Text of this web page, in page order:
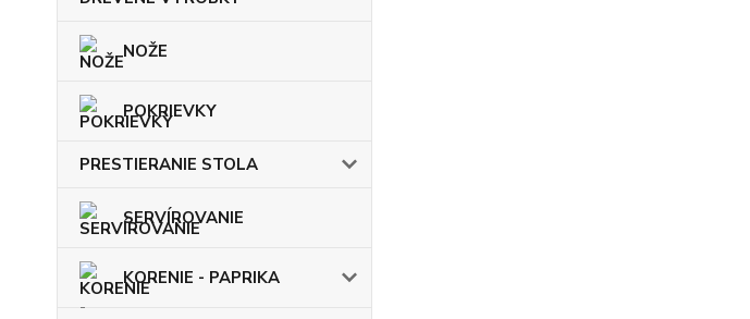
NOŽE
POKRIEVKY
PRESTIERANIE STOLA
SERVÍROVANIE
KORENIE - PAPRIKA